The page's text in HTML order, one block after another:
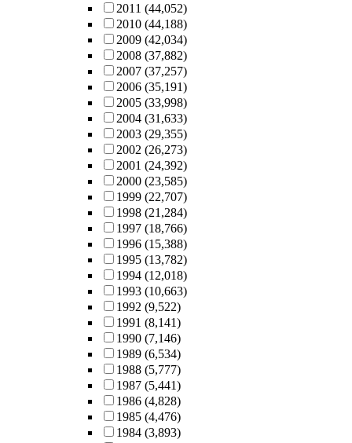
2011 (44,052)
2010 (44,188)
2009 (42,034)
2008 (37,882)
2007 (37,257)
2006 (35,191)
2005 (33,998)
2004 (31,633)
2003 (29,355)
2002 (26,273)
2001 (24,392)
2000 (23,585)
1999 (22,707)
1998 (21,284)
1997 (18,766)
1996 (15,388)
1995 (13,782)
1994 (12,018)
1993 (10,663)
1992 (9,522)
1991 (8,141)
1990 (7,146)
1989 (6,534)
1988 (5,777)
1987 (5,441)
1986 (4,828)
1985 (4,476)
1984 (3,893)